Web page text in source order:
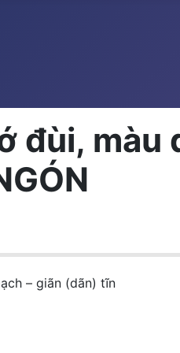
đùi, màu
– giãn (dãn) tĩn